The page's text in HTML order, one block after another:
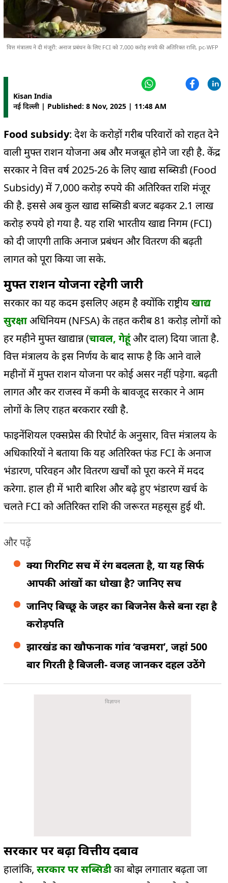
वित्त मंत्रालय ने दी मंजूरी: अनाज प्रबंधन के लिए FCI को 7,000 करोड़ रुपये की अतिरिक्त राशि, pc-WFP
Kisan India
नई दिल्ली | Published: 8 Nov, 2025 | 11:48 AM
Food subsidy: देश के करोड़ों गरीब परिवारों को राहत देने
वाली मुफ्त राशन योजना अब और मजबूत होने जा रही है. केंद्र
सरकार ने वित्त वर्ष 2025-26 के लिए खाद्य सब्सिडी (Food
Subsidy) में 7,000 करोड़ रुपये की अतिरिक्त राशि मंजूर
की है. इससे अब कुल खाद्य सब्सिडी बजट बढ़कर 2.1 लाख
करोड़ रुपये हो गया है. यह राशि भारतीय खाद्य निगम (FCI)
को दी जाएगी ताकि अनाज प्रबंधन और वितरण की बढ़ती
लागत को पूरा किया जा सके.
मुफ्त राशन योजना रहेगी जारी
सरकार का यह कदम इसलिए अहम है क्योंकि राष्ट्रीयखाद्य
सुरक्षाअधिनियम (NFSA) के तहत करीब 81 करोड़ लोगों को
हर महीने मुफ्त खाद्यान्न (चावल, गेहूंऔर दाल) दिया जाता है.
वित्त मंत्रालय के इस निर्णय के बाद साफ है कि आने वाले
महीनों में मुफ्त राशन योजना पर कोई असर नहीं पड़ेगा. बढ़ती
लागत और कर राजस्व में कमी के बावजूद सरकार ने आम
लोगों के लिए राहत बरकरार रखी है.
फाइनेंशियल एक्सप्रेस की रिपोर्ट के अनुसार, वित्त मंत्रालय के
अधिकारियों ने बताया कि यह अतिरिक्त फंड FCI के अनाज
भंडारण, परिवहन और वितरण खर्चों को पूरा करने में मदद
करेगा. हाल ही में भारी बारिश और बढ़े हुए भंडारण खर्च के
चलते FCI को अतिरिक्त राशि की जरूरत महसूस हुई थी.
और पढ़ें
क्या गिरगिट सच में रंग बदलता है, या यह सिर्फ
आपकी आंखों का धोखा है? जानिए सच
जानिए बिच्छू के जहर का बिजनेस कैसे बना रहा है
करोड़पति
झारखंड का खौफनाक गांव ‘वज्रमरा’, जहां 500
बार गिरती है बिजली- वजह जानकर दहल उठेंगे
सरकार पर बढ़ा वित्तीय दबाव
हालांकि, सरकार पर सब्सिडीका बोझ लगातार बढ़ता जा